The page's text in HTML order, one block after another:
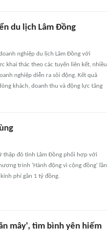
du lịch Lâm Đồng
nghiệp du lịch Lâm Đồng với
khai thác theo các tuyến liên kết, nhiều
nghiệp diễn ra sôi động. Kết quả
khách, doanh thu và động lực tăng
thập đỏ tỉnh Lâm Đồng phối hợp với
trình 'Hành động vì cộng đồng' lần
phí gần 1 tỷ đồng.
mây', tìm bình yên hiếm